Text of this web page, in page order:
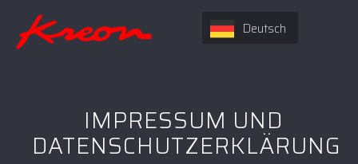
IMPRESSUM UND
DATENSCHUTZERKLÄRUNG
Deutsch